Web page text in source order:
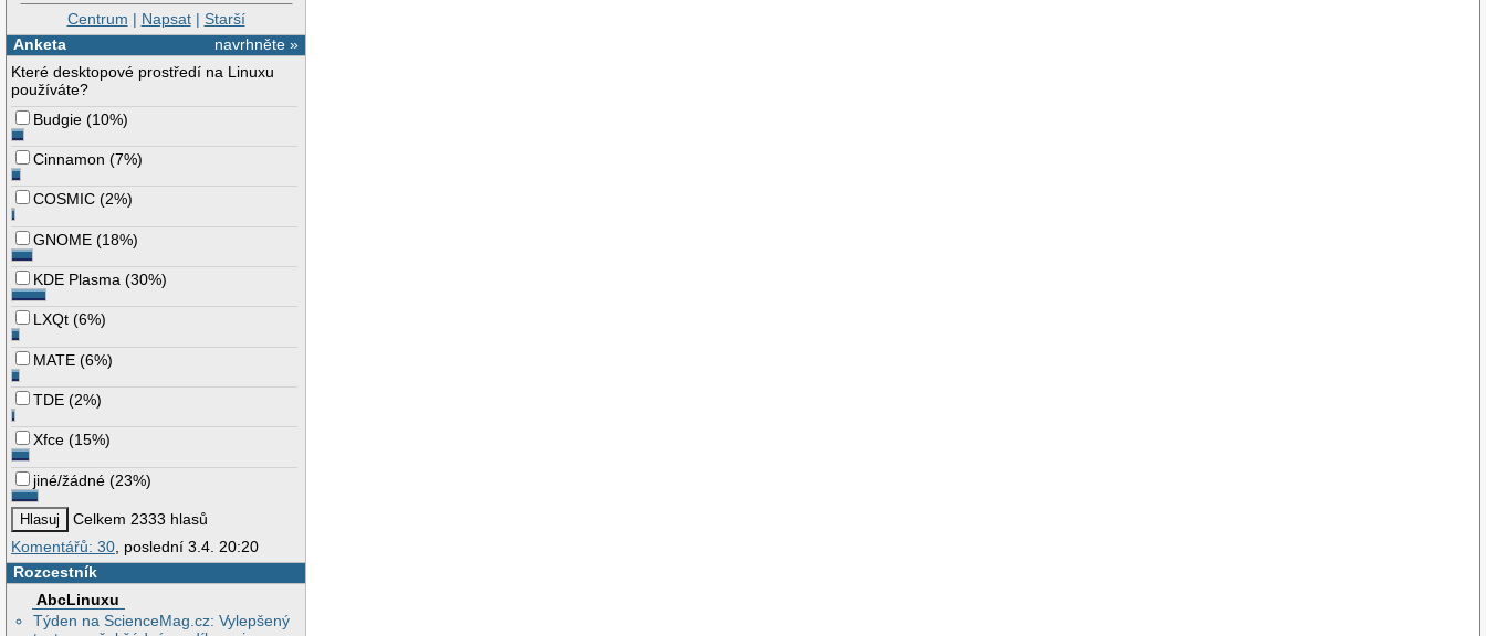
Centrum | Napsat| Starší
navrhněte »
Anketa
Které desktopové prostředí na Linuxu
používáte?
Budgie (10%)
Cinnamon (7%)
COSMIC (2%)
GNOME (18%)
KDE Plasma (30%)
LXQt (6%)
MATE (6%)
TDE (2%)
Xfce (15%)
jiné/žádné (23%)
Celkem 2333 hlasů
Komentářů: 30, poslední 3.4. 20:20
Rozcestník
AbcLinuxu
Týden na ScienceMag.cz: Vylepšený